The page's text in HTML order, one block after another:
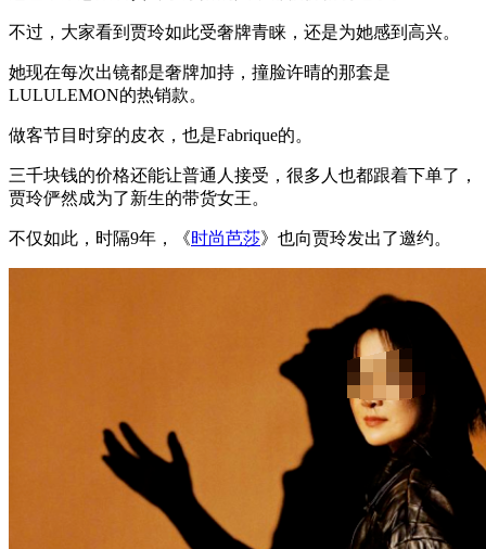
不过，大家看到贾玲如此受奢牌青睐，还是为她感到高兴。
她现在每次出镜都是奢牌加持，撞脸许晴的那套是
LULULEMON的热销款。
做客节目时穿的皮衣，也是Fabrique的。
三千块钱的价格还能让普通人接受，很多人也都跟着下单了，
贾玲俨然成为了新生的带货女王。
不仅如此，时隔9年，《时尚芭莎》也向贾玲发出了邀约。